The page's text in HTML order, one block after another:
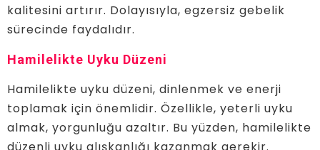
kalitesini artırır. Dolayısıyla, egzersiz gebelik
sürecinde faydalıdır.
Hamilelikte Uyku Düzeni
Hamilelikte uyku düzeni, dinlenmek ve enerji
toplamak için önemlidir. Özellikle, yeterli uyku
almak, yorgunluğu azaltır. Bu yüzden, hamilelikte
düzenli uyku alışkanlığı kazanmak gerekir.